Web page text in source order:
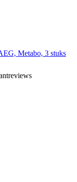
Metabo, 3 stuks